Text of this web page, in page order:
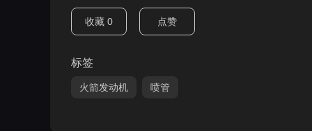
收藏 0 点赞
标签
火箭发动机 喷管